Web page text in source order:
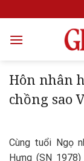
to
content
Hôn nhân
chồng sao
Cùng tuổi Ngọ
Hưng (SN